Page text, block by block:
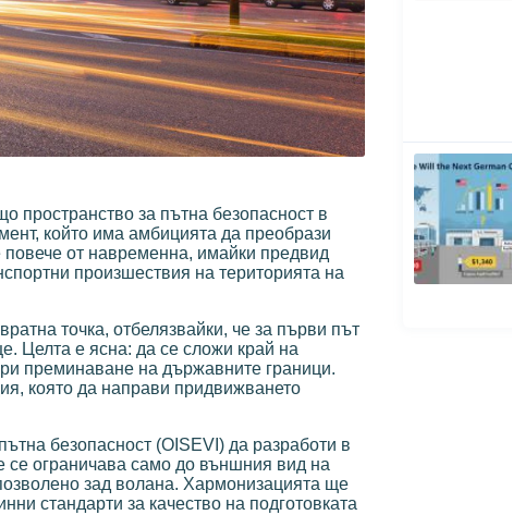
пространство за пътна безопасност в
който има амбицията да преобрази
от навременна, имайки предвид
произшествия на територията на
точка, отбелязвайки, че за първи път
Целта е ясна: да се сложи край на
преминаване на държавните граници.
която да направи придвижването
безопасност (OISEVI) да разработи в
се ограничава само до външния вид на
зад волана. Хармонизацията ще
стандарти за качество на подготовката